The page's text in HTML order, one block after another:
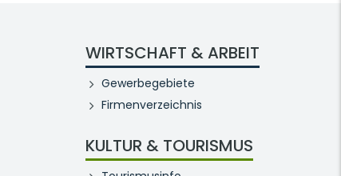
WIRTSCHAFT & ARBEIT
Gewerbegebiete
Firmenverzeichnis
KULTUR & TOURISMUS